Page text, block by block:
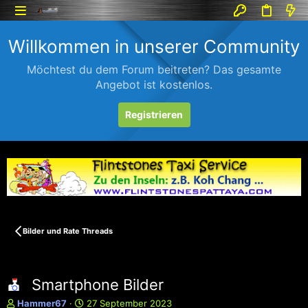
Willkommen in unserer Community
Möchtest du dem Forum beitreten? Das gesamte
Angebot ist kostenlos.
Registrieren
Bilder und Rate Threads
Smartphone Bilder
E
Hammer67
E
27 September 2023